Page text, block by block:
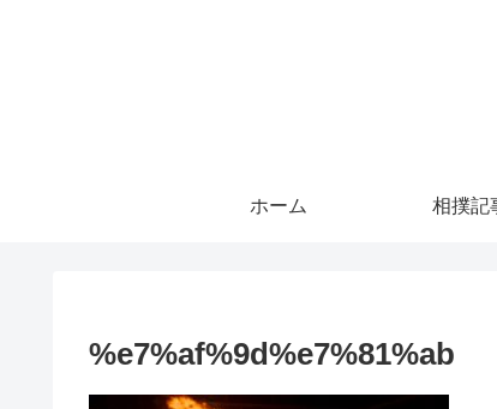
ホーム 相撲記
%e7%af%9d%e7%81%ab